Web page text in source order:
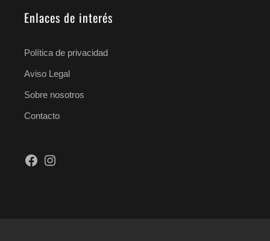
Enlaces de interés
Política de privacidad
Aviso Legal
Sobre nosotros
Contacto
Facebook
Instagram